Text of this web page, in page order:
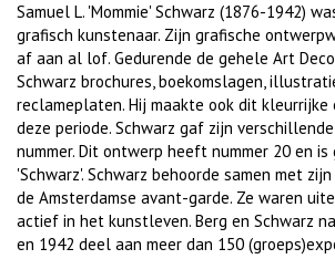
Samuel L. 'Mommie' Schwarz (1876-1942)
grafisch kunstenaar. Zijn grafische
af aan al lof. Gedurende de gehele Art
Schwarz brochures, boekomslagen,
reclameplaten. Hij maakte ook dit
deze periode. Schwarz gaf zijn
nummer. Dit ontwerp heeft nummer 20 en is
'Schwarz'. Schwarz behoorde samen met
de Amsterdamse avant-garde. Ze waren
actief in het kunstleven. Berg en Schwarz
en 1942 deel aan meer dan 150